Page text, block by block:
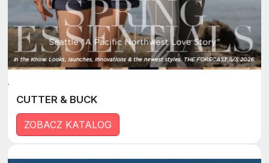
CUTTER & BUCK
ZOBACZ KATALOG